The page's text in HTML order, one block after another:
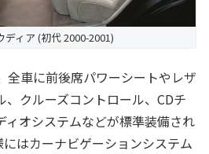
ディア (初代 2000-2001)
全車に前後席パワーシートやレザ
、クルーズコントロール、CDチ
ィオシステムなどが標準装備され
はカーナビゲーションシステム